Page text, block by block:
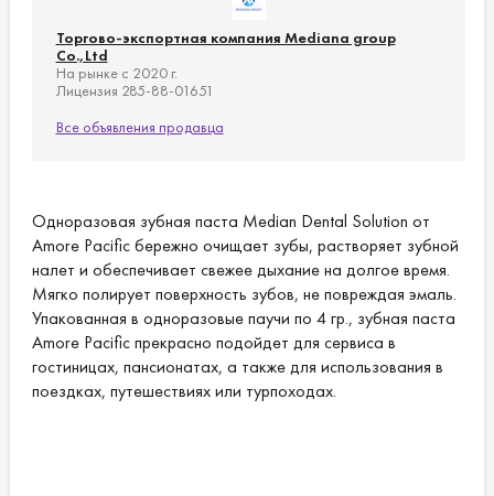
Торгово-экспортная компания Mediana group
Co.,Ltd
На рынке с 2020 г.
Лицензия 285-88-01651
Все объявления продавца
Одноразовая зубная паста Median Dental Solution от
Amore Pacific бережно очищает зубы, растворяет зубной
налет и обеспечивает свежее дыхание на долгое время.
Мягко полирует поверхность зубов, не повреждая эмаль.
Упакованная в одноразовые паучи по 4 гр., зубная паста
Amore Pacific прекрасно подойдет для сервиса в
гостиницах, пансионатах, а также для использования в
поездках, путешествиях или турпоходах.